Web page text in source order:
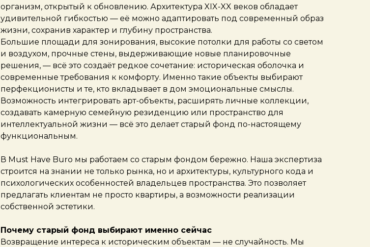
организм, открытый к обновлению. Архитектура XIX-XX веков обладает
удивительной гибкостью — её можно адаптировать под современный образ
жизни, сохранив характер и глубину пространства.
Большие площади для зонирования, высокие потолки для работы со светом
и воздухом, прочные стены, выдерживающие новые планировочные
решения, — всё это создаёт редкое сочетание: историческая оболочка и
современные требования к комфорту. Именно такие объекты выбирают
перфекционисты и те, кто вкладывает в дом эмоциональные смыслы.
Возможность интегрировать арт-объекты, расширять личные коллекции,
создавать камерную семейную резиденцию или пространство для
интеллектуальной жизни — всё это делает старый фонд по-настоящему
функциональным.
В Must Have Buro мы работаем со старым фондом бережно. Наша экспертиза
строится на знании не только рынка, но и архитектуры, культурного кода и
психологических особенностей владельцев пространства. Это позволяет
предлагать клиентам не просто квартиры, а возможности реализации
собственной эстетики.
Почему старый фонд выбирают именно сейчас
Возвращение интереса к историческим объектам — не случайность. Мы